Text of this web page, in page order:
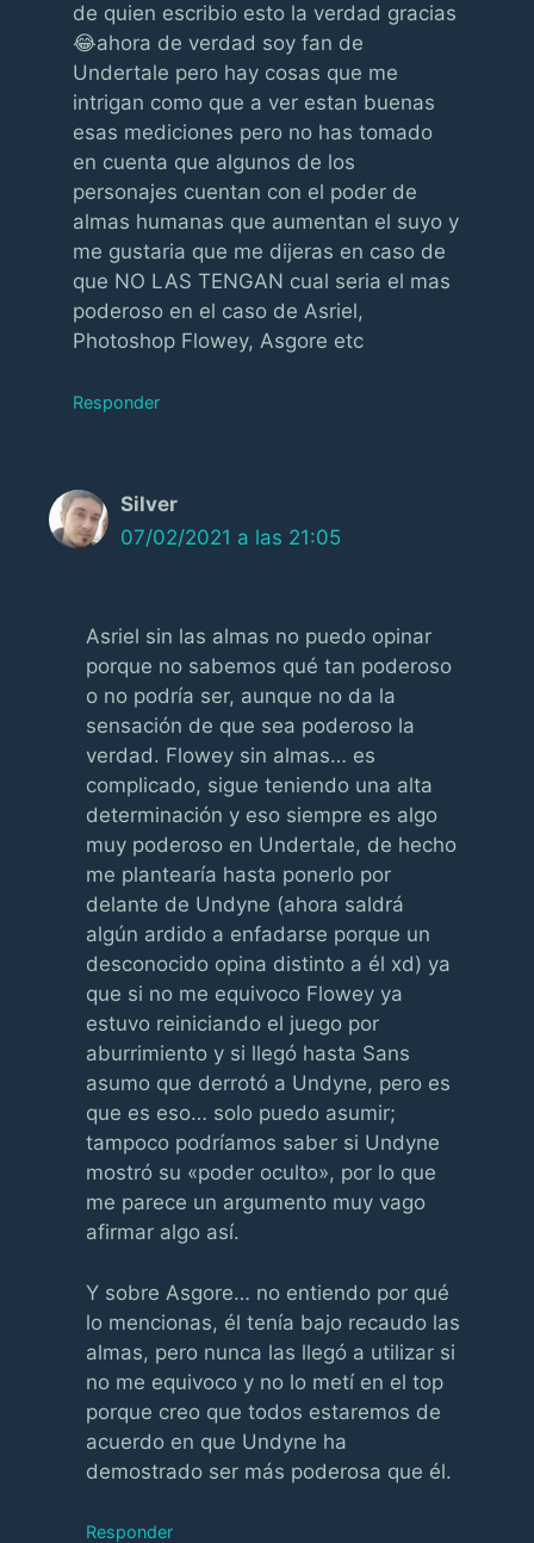
de quien escribio esto la verdad gracias
😂ahora de verdad soy fan de
Undertale pero hay cosas que me
intrigan como que a ver estan buenas
esas mediciones pero no has tomado
en cuenta que algunos de los
personajes cuentan con el poder de
almas humanas que aumentan el suyo y
me gustaria que me dijeras en caso de
que NO LAS TENGAN cual seria el mas
poderoso en el caso de Asriel,
Photoshop Flowey, Asgore etc
Responder
Silver
07/02/2021 a las 21:05
Asriel sin las almas no puedo opinar
porque no sabemos qué tan poderoso
o no podría ser, aunque no da la
sensación de que sea poderoso la
verdad. Flowey sin almas… es
complicado, sigue teniendo una alta
determinación y eso siempre es algo
muy poderoso en Undertale, de hecho
me plantearía hasta ponerlo por
delante de Undyne (ahora saldrá
algún ardido a enfadarse porque un
desconocido opina distinto a él xd) ya
que si no me equivoco Flowey ya
estuvo reiniciando el juego por
aburrimiento y si llegó hasta Sans
asumo que derrotó a Undyne, pero es
que es eso… solo puedo asumir;
tampoco podríamos saber si Undyne
mostró su «poder oculto», por lo que
me parece un argumento muy vago
afirmar algo así.
Y sobre Asgore… no entiendo por qué
lo mencionas, él tenía bajo recaudo las
almas, pero nunca las llegó a utilizar si
no me equivoco y no lo metí en el top
porque creo que todos estaremos de
acuerdo en que Undyne ha
demostrado ser más poderosa que él.
Responder